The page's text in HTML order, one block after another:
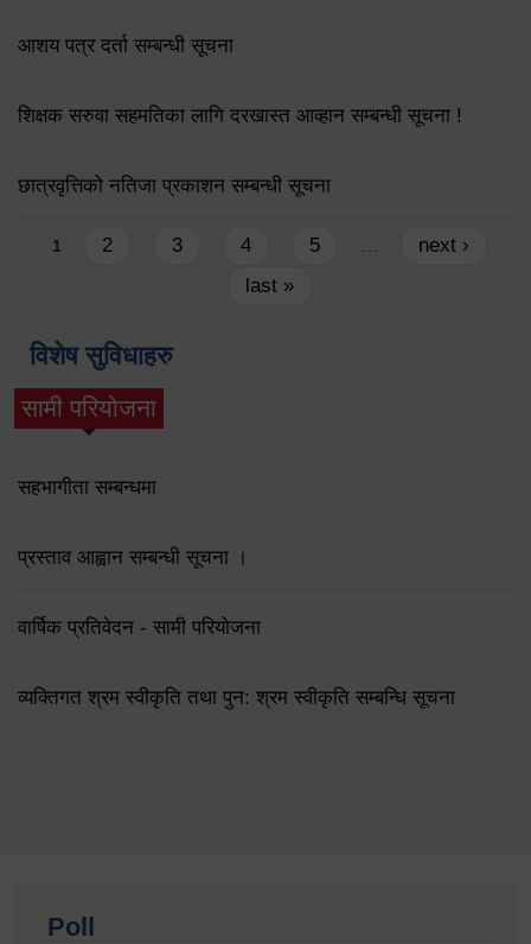
आशय पत्र दर्ता सम्बन्धी सूचना
शिक्षक सरुवा सहमतिका लागि दरखास्त आव्हान सम्बन्धी सूचना !
छात्रवृत्तिको नतिजा प्रकाशन सम्बन्धी सूचना
Pages
1 2 3 4 5
next ›
last »
विशेष सुविधाहरु
सामी परियोजना
(active tab)
सहभागीता सम्बन्धमा
प्रस्ताव आह्वान सम्बन्धी सूचना ।
वार्षिक प्रतिवेदन - सामी परियोजना
व्यक्तिगत श्रम स्वीकृति तथा पुन: श्रम स्वीकृति सम्बन्धि सूचना
Poll